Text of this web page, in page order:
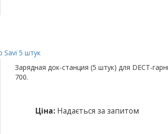
Savi 5 штук
Зарядная док-станция (5 штук) для DECT-
700.
Ціна: Надається за запитом